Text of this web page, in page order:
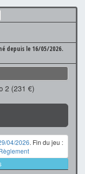
depuis le 16/05/2026.
2 (231 €)
04/2026. Fin du jeu :